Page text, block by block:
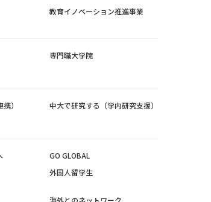
教育イノベーション推進事業
専門職大学院
）
中大で研究する（学内研究支援）
GO GLOBAL
外国人留学生
海外とのネットワーク